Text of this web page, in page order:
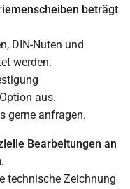
beträgt
DIN-Nuten und
werden.
aus.
gerne anfragen.
Bearbeitungen an
technische Zeichnung